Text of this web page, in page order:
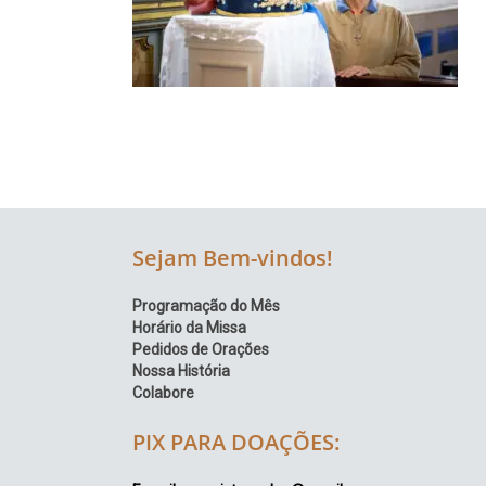
Região
Episcopal
Sé
Sejam Bem-vindos!
Programação do Mês
Horário da Missa
Pedidos de Orações
Nossa História
Colabore
PIX PARA DOAÇÕES: